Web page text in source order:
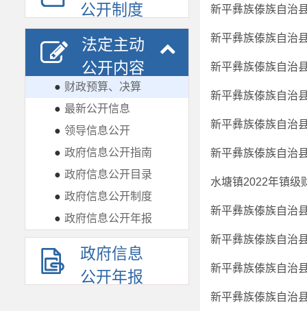
公开制度
法定主动
公开内容
● 财政预算、决算
● 最新公开信息
● 领导信息公开
● 政府信息公开指南
● 政府信息公开目录
● 政府信息公开制度
● 政府信息公开年报
政府信息
公开年报
新平彝族傣族自治
新平彝族傣族自治
新平彝族傣族自治
新平彝族傣族自治
新平彝族傣族自治
新平彝族傣族自治
水塘镇2022年镇级
新平彝族傣族自治
新平彝族傣族自治
新平彝族傣族自治
新平彝族傣族自治